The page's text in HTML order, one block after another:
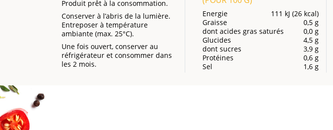
Produit prêt à la consommation.
Conserver à l’abris de la lumière.
Entreposer à température
ambiante (max. 25°C).
Une fois ouvert, conserver au
réfrigérateur et consommer dans
les 2 mois.
Energie
111 kJ (26 kcal)
Graisse
0,5 g
dont acides gras saturés
0,0 g
Glucides
4,5 g
dont sucres
3,9 g
Protéines
0,6 g
Sel
1,6 g